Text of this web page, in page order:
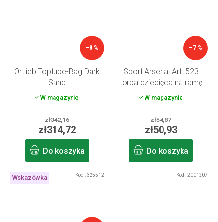
–8 %
Ortlieb Toptube-Bag Dark
Sand
W magazynie
zł342,16
zł314,72
Do koszyka
–7 %
Sport Arsenal Art. 523
torba dziecięca na ramę
W magazynie
zł54,87
zł50,93
Do koszyka
Wskazówka Kod :325512 Kod :2001207